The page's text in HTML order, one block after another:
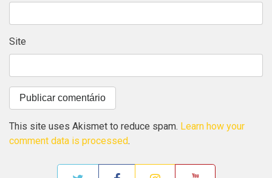
Site
This site uses Akismet to reduce spam. Learn how your
comment data is processed.